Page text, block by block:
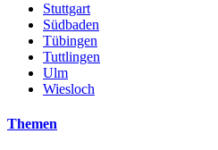
Stuttgart
Südbaden
Tübingen
Tuttlingen
Ulm
Wiesloch
Themen